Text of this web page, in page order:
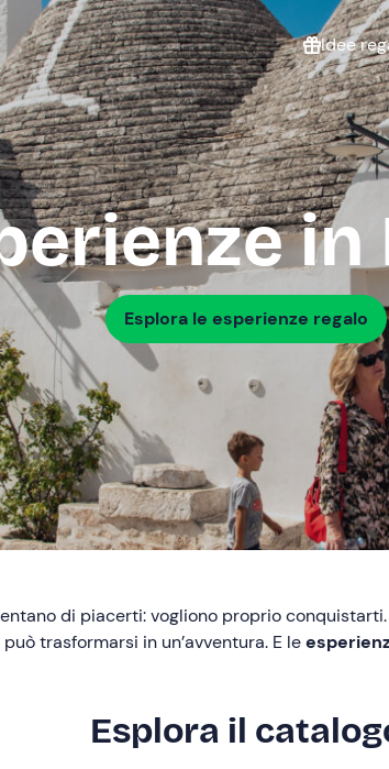
Idee
Non sai cosa
regalare?
Gift Card Freedome
Un regalo digitale che
lascia la libertà di
scegliere esperienze
outdoor in tutta Italia.
Regala una Gift Card
regalare
Laurea
in
Esplora le esperienze regalo
di piacerti: vogliono proprio
trasformarsi in un’avventura. E le
Esplora il